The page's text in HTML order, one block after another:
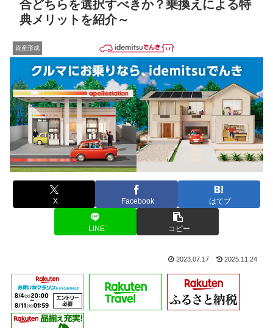
合どちらを選択すべきか？乗換えによる特
典メリットを紹介～
資産形成
X Facebook はてブ
LINE コピー
2023.07.17 2025.11.24